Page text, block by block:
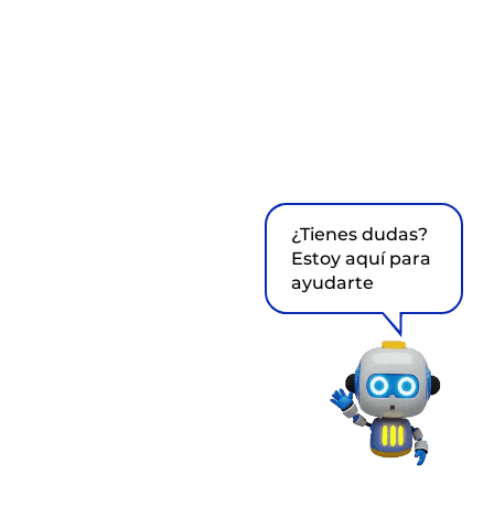
¿Tienes dudas?
Estoy aquí para
ayudarte